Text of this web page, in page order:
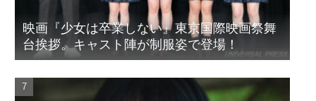
映画『少女は卒業しない』東京国際映画祭舞
台挨拶。キャスト陣が制服姿で登場！